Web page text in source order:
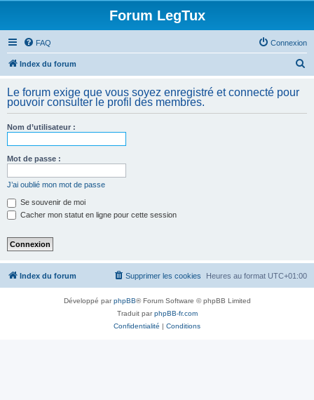
Forum LegTux
FAQ Connexion
Index du forum
h
Le forum exige que vous soyez enregistré et connecté pour
pouvoir consulter le profil des membres.
Nom d’utilisateur :
Mot de passe :
J’ai oublié mon mot de passe
Se souvenir de moi
Cacher mon statut en ligne pour cette session
Index du forum Heures au format UTC+01:00
Supprimer les cookies
Développé parphpBB® Forum Software © phpBB Limited
Traduit parphpBB-fr.com
Confidentialité | Conditions